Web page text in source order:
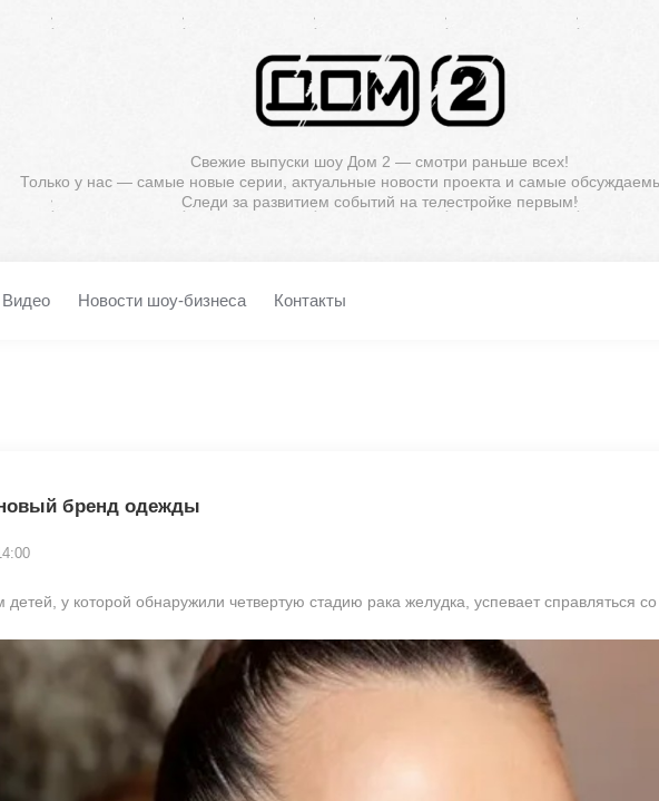
Свежие выпуски шоу Дом 2 — смотри раньше всех!
Только у нас — самые новые серии, актуальные новости проекта и самые
Следи за развитием событий на телестройке первым!
Видео Новости шоу-бизнеса Контакты
бренд одежды
у которой обнаружили четвертую стадию рака желудка, успевает справляться